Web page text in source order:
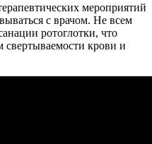
мероприятий
с врачом. Не всем
ротоглотки, что
крови и